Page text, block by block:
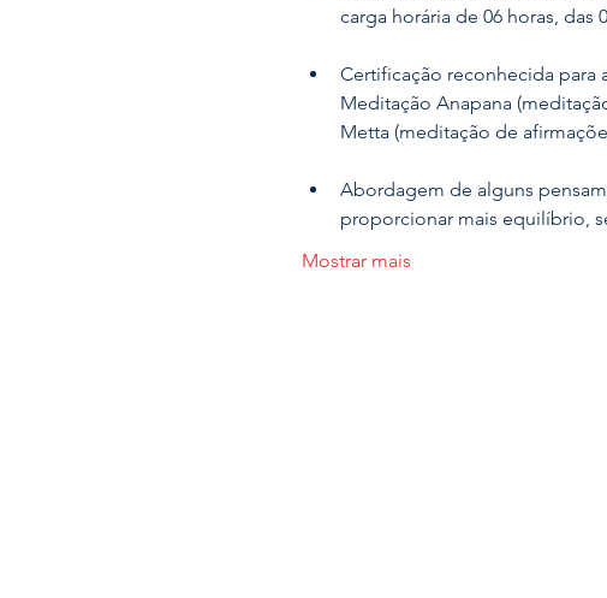
carga horária de 06 horas, das
Certificação reconhecida para
Meditação Anapana
Metta (meditação de
Abordagem de alguns
proporcionar mais equilíbrio,
Mostrar mais